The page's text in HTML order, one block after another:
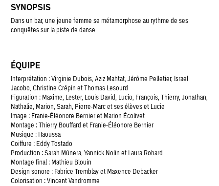
SYNOPSIS
Dans un bar, une jeune femme se métamorphose au rythme de ses
conquêtes sur la piste de danse.
ÉQUIPE
Interprétation : Virginie Dubois, Aziz Mahtat, Jérôme Pelletier, Israel
Jacobo, Christine Crépin et Thomas Lesourd
Figuration : Maxime, Lester, Louis David, Lucio, François, Thierry, Jonathan,
Nathalie, Marion, Sarah, Pierre-Marc et ses élèves et Lucie
Image : Franie-Éléonore Bernier et Marion Écolivet
Montage : Thierry Bouffard et Franie-Éléonore Bernier
Musique : Haoussa
Coiffure : Eddy Tostado
Production : Sarah Múnera, Yannick Nolin et Laura Rohard
Montage final : Mathieu Blouin
Design sonore : Fabrice Tremblay et Maxence Debacker
Colorisation : Vincent Vandromme